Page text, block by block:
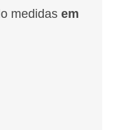
medidas em